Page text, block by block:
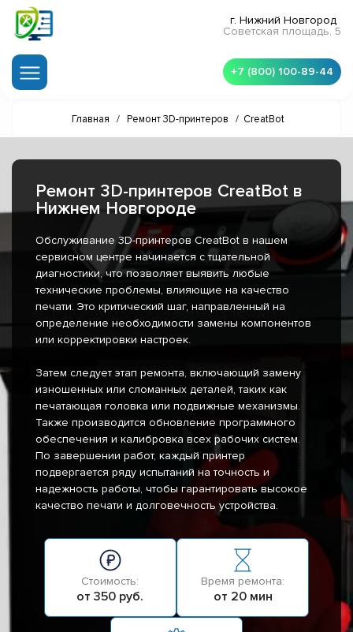
г. Нижний Новгород
Советская площадь, 5
+7 (800) 100-89-44
Главная / Ремонт 3D-принтеров / CreatBot
Ремонт 3D-принтеров CreatBot в
Нижнем Новгороде
Обслуживание 3D-принтеров CreatBot в нашем
сервисном центре начинается с тщательной
диагностики, что позволяет выявить любые
технические проблемы, влияющие на качество
печати. Это критический шаг, направленный на
определение необходимости замены компонентов
или корректировки настроек.
Затем следует этап ремонта, включающий замену
изношенных или сломанных деталей, таких как
печатающая головка или подвижные механизмы.
Также производится обновление программного
обеспечения и калибровка всех рабочих систем.
По завершении работ, каждый принтер
подвергается ряду испытаний на точность и
надежность работы, чтобы гарантировать высокое
качество печати и долговечность устройства.
Стоимость:
от 350 руб.
Время ремонта:
от 20 мин